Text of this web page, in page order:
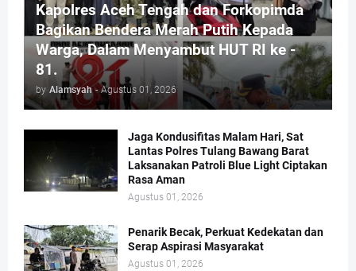
Kapolres Aceh Tengah dan Forkopimda
Bagikan Bendera Merah Putih Kepada
Warga, Dalam Menyambut HUT RI ke -
81.
by Alamsyah - Agustus 01, 2026
Jaga Kondusifitas Malam Hari, Sat
Lantas Polres Tulang Bawang Barat
Laksanakan Patroli Blue Light Ciptakan
Rasa Aman
Agustus 01, 2026
Penarik Becak, Perkuat Kedekatan dan
Serap Aspirasi Masyarakat
Agustus 01, 2026